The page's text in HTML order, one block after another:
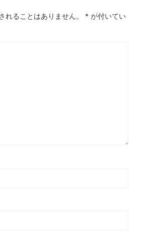
れることはありません。 * が付いてい